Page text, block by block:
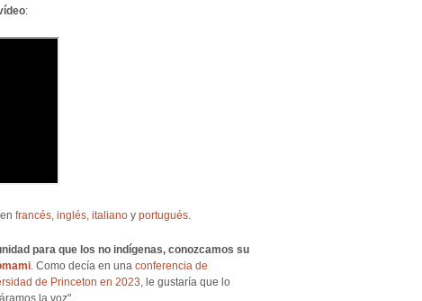
:
francés, inglés, italiano y portugués.
para que los no indígenas, conozcamos su
. Como decía en una conferencia de
de Princeton en 2023, le gustaría que lo
la voz".